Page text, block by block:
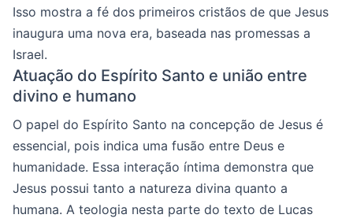
Isso mostra a fé dos primeiros cristãos de que Jesus
inaugura uma nova era, baseada nas promessas a
Israel.
Atuação do Espírito Santo e união entre
divino e humano
O papel do Espírito Santo na concepção de Jesus é
essencial, pois indica uma fusão entre Deus e
humanidade. Essa interação íntima demonstra que
Jesus possui tanto a natureza divina quanto a
humana. A teologia nesta parte do texto de Lucas